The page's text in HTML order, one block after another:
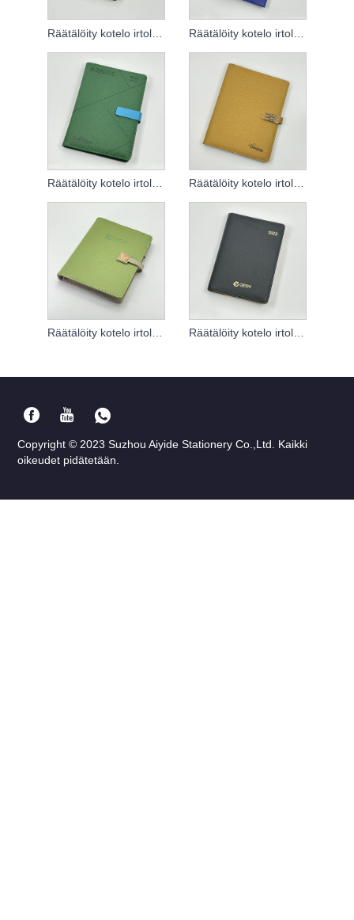
Copyright © 2023 Suzhou Aiyide Stationery Co.,Ltd. Kaikki
oikeudet pidätetään.